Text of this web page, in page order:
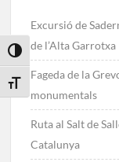
Toggle High Contrast
Toggle Font size
Excursió de
de l’Alta Garrotxa
Fageda de la
monumentals
Ruta al Salt de
Catalunya